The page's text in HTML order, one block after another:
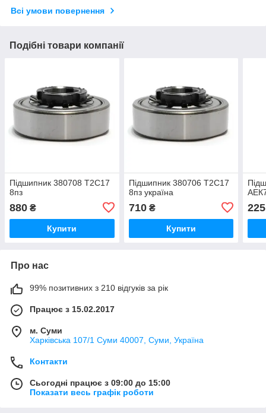
Всі умови повернення
Подібні товари компанії
Підшипник 380708 Т2С17
8пз
880 ₴
Купити
Підшипник 380706 Т2С17
8пз україна
710₴
Купити
225
Про нас
99% позитивних з 210 відгуків за рік
Працює з 15.02.2017
м. Суми
Харківська 107/1 Суми 40007, Суми, Україна
Контакти
Сьогодні працює з 09:00 до 15:00
Показати весь графік роботи